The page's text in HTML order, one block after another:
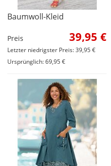
Baumwoll-Kleid
Preis 39,95 €
Letzter niedrigster Preis: 39,95 €
Ursprünglich: 69,95 €